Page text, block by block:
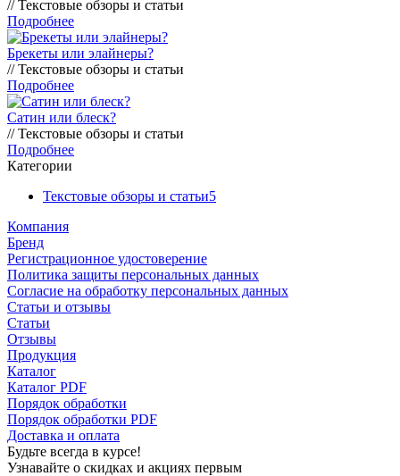
// Текстовые обзоры и статьи
Подробнее
Брекеты или элайнеры?
// Текстовые обзоры и статьи
Подробнее
Сатин или блеск?
// Текстовые обзоры и статьи
Подробнее
Категории
Текстовые обзоры и статьи5
Компания
Бренд
Регистрационное удостоверение
Политика защиты персональных данных
Согласие на обработку персональных данных
Статьи и отзывы
Статьи
Отзывы
Продукция
Каталог
Каталог PDF
Порядок обработки
Порядок обработки PDF
Доставка и оплата
Будьте всегда в курсе!
Узнавайте о скидках и акциях первым